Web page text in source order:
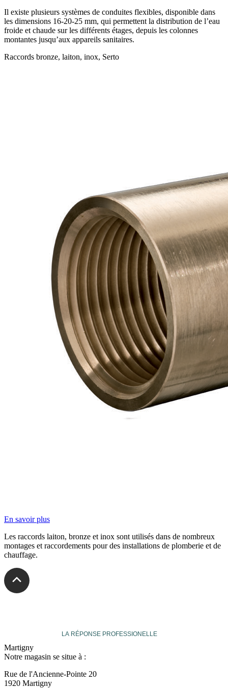
Il existe plusieurs systèmes de conduites flexibles, disponible dans
les dimensions 16-20-25 mm, qui permettent la distribution de l’eau
froide et chaude sur les différents étages, depuis les colonnes
montantes jusqu’aux appareils sanitaires.
Raccords bronze, laiton, inox, Serto
En savoir plus
Les raccords laiton, bronze et inox sont utilisés dans de nombreux
montages et raccordements pour des installations de plomberie et de
chauffage.
LA RÉPONSE PROFESSIONELLE
Martigny
Notre magasin se situe à :
Rue de l'Ancienne-Pointe 20
1920 Martigny